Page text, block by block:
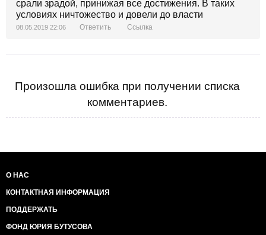
срали зрадой, принижая все достижения. В таких
условиях ничтожество и довели до власти
08.05.2019 22:06 Ответить Ссылка
Произошла ошибка при получении списка
комментариев.
О НАС
КОНТАКТНАЯ ИНФОРМАЦИЯ
ПОДДЕРЖАТЬ
ФОНД ЮРИЯ БУТУСОВА